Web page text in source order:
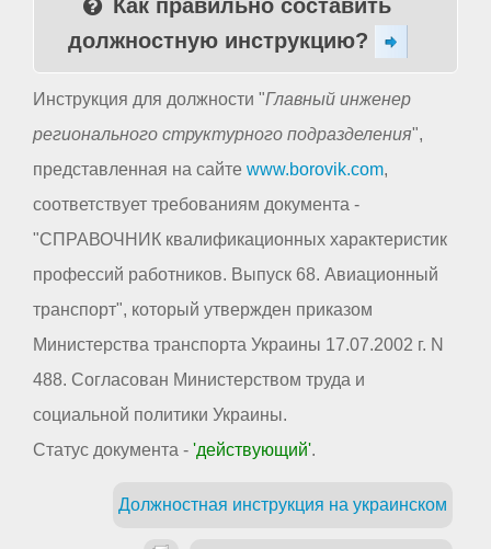
Как правильно составить
должностную инструкцию?
Инструкция для должности "Главный инженер
регионального структурного подразделения",
представленная на сайте www.borovik.com,
соответствует требованиям документа -
"СПРАВОЧНИК квалификационных характеристик
профессий работников. Выпуск 68. Авиационный
транспорт", который утвержден приказом
Министерства транспорта Украины 17.07.2002 г. N
488. Согласован Министерством труда и
социальной политики Украины.
Статус документа - 'действующий'.
Должностная инструкция на украинском